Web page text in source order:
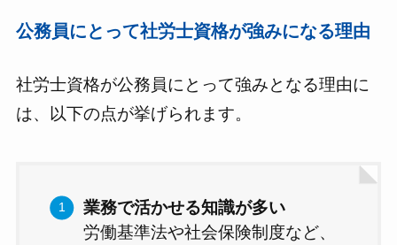
公務員にとって社労士資格が強みになる理由
社労士資格が公務員にとって強みとなる理由に
は、以下の点が挙げられます。
業務で活かせる知識が多い
労働基準法や社会保険制度など、